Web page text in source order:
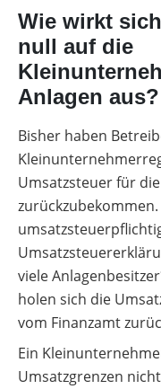
Wie wirkt
null auf die
Anlagen aus?
Bisher haben
Umsatzsteuer für
viele
holen sich die
vom Finanzamt
Ein
Umsatzgrenzen